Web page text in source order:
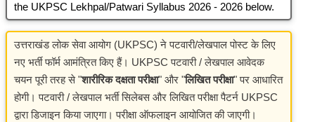
the UKPSC Lekhpal/Patwari Syllabus 2026 - 2026 below.
उत्तराखंड लोक सेवा आयोग (UKPSC) ने पटवारी/लेखपाल पोस्ट के लिए
नए भर्ती फॉर्म आमंत्रित किए हैं। UKPSC पटवारी / लेखपाल आवेदक
चयन पूरी तरह से "शारीरिक दक्षता परीक्षा" और "लिखित परीक्षा" पर आधारित
होगी। पटवारी / लेखपाल भर्ती सिलेबस और लिखित परीक्षा पैटर्न UKPSC
द्वारा डिजाइन किया जाएगा। परीक्षा ऑफलाइन आयोजित की जाएगी।